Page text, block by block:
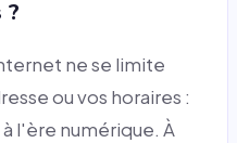
?
ne se limite
ou vos horaires :
l'ère numérique. À